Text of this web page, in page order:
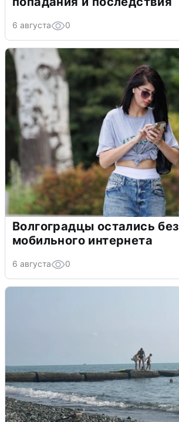
6 августа 0
Волгоградцы остались без
мобильного интернета
6 августа 0